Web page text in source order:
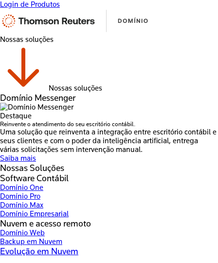
Login de Produtos
Nossas soluções
Nossas soluções
Domínio Messenger
Destaque
Reinvente o atendimento do seu escritório contábil.
Uma solução que reinventa a integração entre escritório contábil e
seus clientes e com o poder da inteligência artificial, entrega
várias solicitações sem intervenção manual.
Saiba mais
Nossas Soluções
Software Contábil
Domínio One
Domínio Pro
Domínio Max
Domínio Empresarial
Nuvem e acesso remoto
Domínio Web
Backup em Nuvem
Evolução em Nuvem